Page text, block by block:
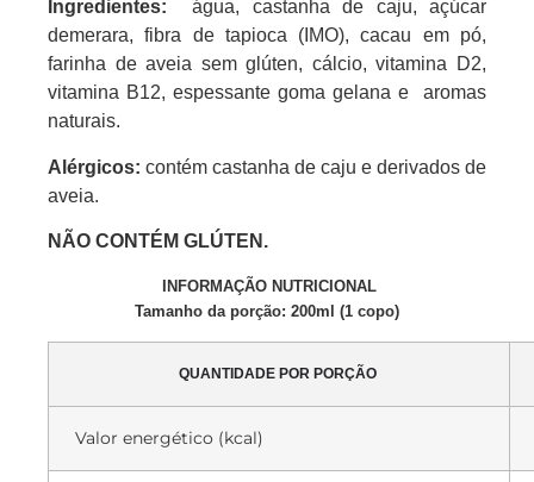
Ingredientes:
água, castanha de caju, açúcar
demerara, fibra de tapioca (IMO), cacau em pó,
farinha de aveia sem glúten, cálcio, vitamina D2,
vitamina B12, espessante goma gelana e aromas
naturais.
Alérgicos: contém castanha de caju e derivados de
aveia.
NÃO CONTÉM GLÚTEN.
INFORMAÇÃO NUTRICIONAL
Tamanho da porção: 200ml (1 copo)
QUANTIDADE POR PORÇÃO
Valor energético (kcal)